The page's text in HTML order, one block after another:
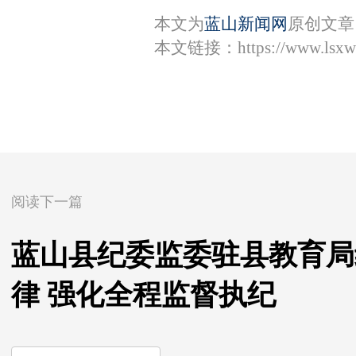
本文为蓝山新闻网 原创文
本文链接： https://
阅读下一篇
蓝山县纪委监委驻县教育
律 强化全程监督执纪